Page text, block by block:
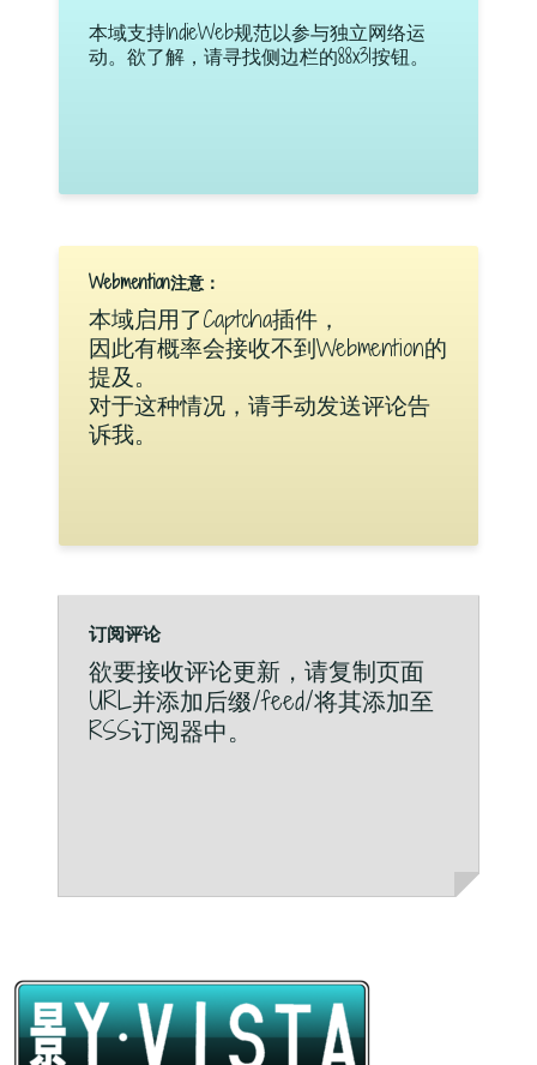
本域支持IndieWeb规范以参与独立网络运
动。欲了解，请寻找侧边栏的88x31按钮。
Webmention注意：
本域启用了Captcha插件，
因此有概率会接收不到Webmention的
提及。
对于这种情况，请手动发送评论告
诉我。
订阅评论
欲要接收评论更新，请复制页面
URL并添加后缀/feed/将其添加至
RSS订阅器中。